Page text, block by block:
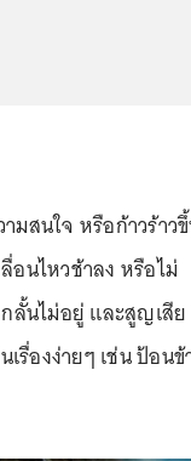
มสนใจ หรือก้าวร้าว
อนไหวช้าลง หรือไม่
กลั้นไม่อยู่ และสูญเสีย
รื่องง่ายๆ เช่น ป้อนข้